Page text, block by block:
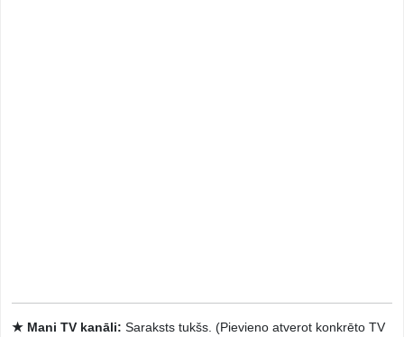
★ Mani TV kanāli: Saraksts tukšs. (Pievieno atverot konkrēto TV